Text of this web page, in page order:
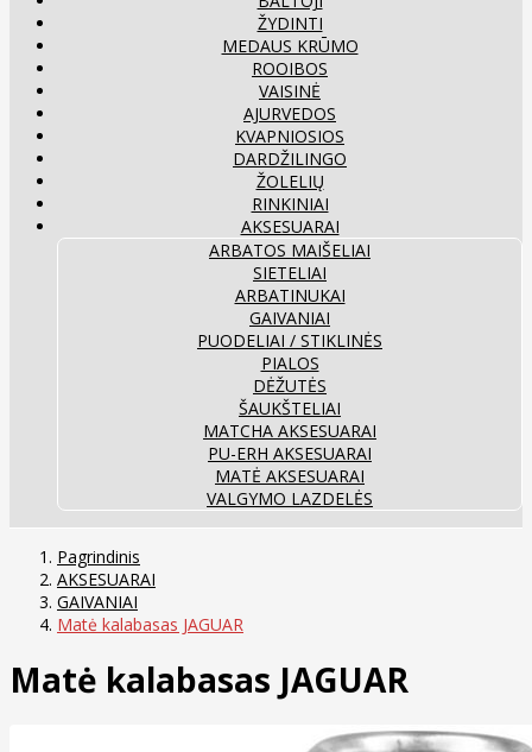
ŽYDINTI
MEDAUS KRŪMO
ROOIBOS
VAISINĖ
AJURVEDOS
KVAPNIOSIOS
DARDŽILINGO
ŽOLELIŲ
RINKINIAI
AKSESUARAI
ARBATOS MAIŠELIAI
SIETELIAI
ARBATINUKAI
GAIVANIAI
PUODELIAI / STIKLINĖS
PIALOS
DĖŽUTĖS
ŠAUKŠTELIAI
MATCHA AKSESUARAI
PU-ERH AKSESUARAI
MATĖ AKSESUARAI
VALGYMO LAZDELĖS
Pagrindinis
AKSESUARAI
GAIVANIAI
Matė kalabasas JAGUAR
Matė kalabasas JAGUAR